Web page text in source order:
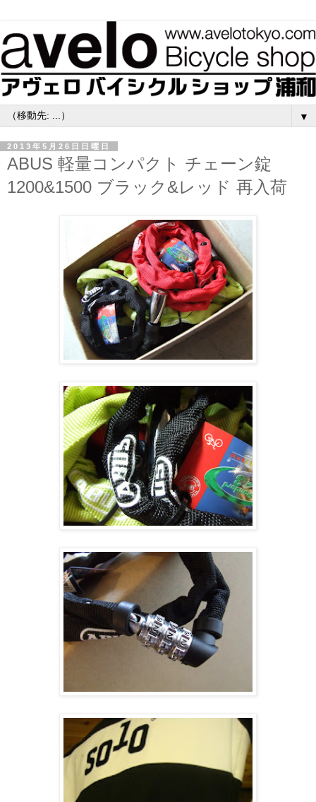
▼
2013年5月26日日曜日
ABUS 軽量コンパクト チェーン錠
1200&1500 ブラック&レッド 再入荷